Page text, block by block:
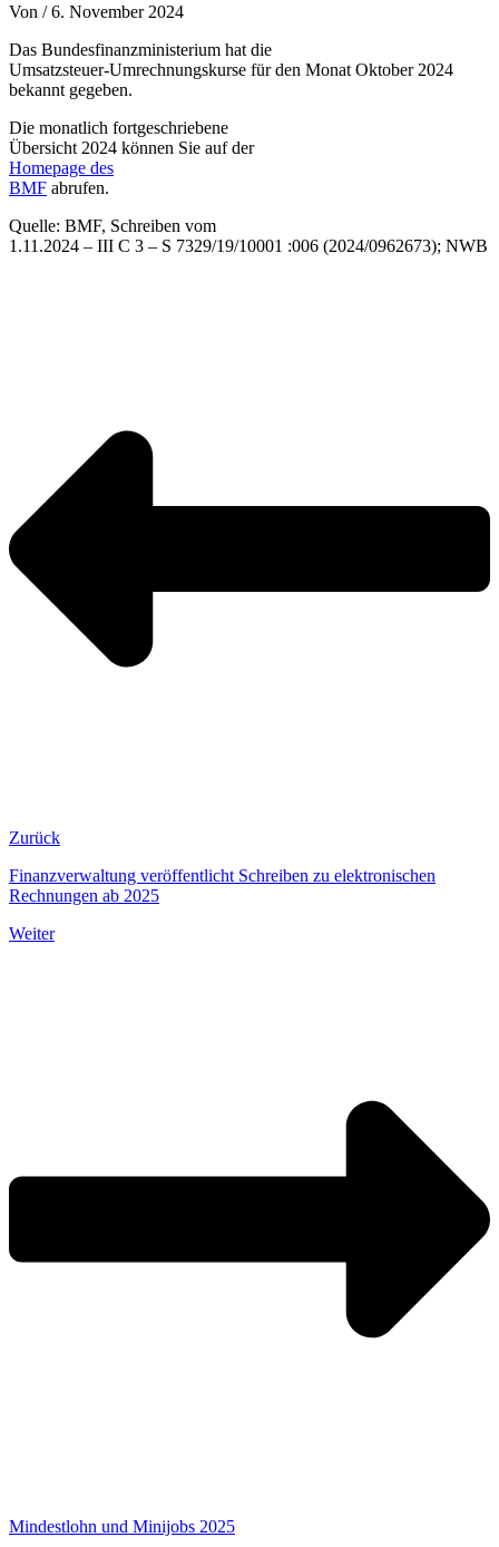
Von /6. November 2024
Das Bundesfinanzministerium hat die
Umsatzsteuer-Umrechnungskurse für den Monat Oktober 2024
bekannt gegeben.
Die monatlich fortgeschriebene
Übersicht 2024 können Sie auf der
Homepage des
BMF abrufen.
Quelle: BMF, Schreiben vom
1.11.2024 – III C 3 – S 7329/19/10001 :006 (2024/0962673); NWB
Zurück
Finanzverwaltung veröffentlicht Schreiben zu elektronischen
Rechnungen ab 2025
Weiter
Mindestlohn und Minijobs 2025